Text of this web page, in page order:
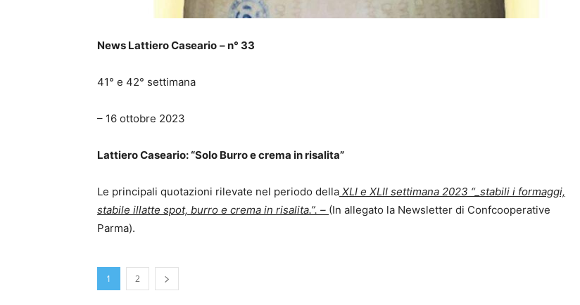
News Lattiero Caseario – n° 33
41° e 42° settimana
– 16 ottobre 2023
Lattiero Caseario: “Solo Burro e crema in risalita”
Le principali quotazioni rilevate nel periodo della XLI e XLII settimana 2023 “_stabili i formaggi,
stabile illatte spot, burro e crema in risalita.”. – (In allegato la Newsletter di Confcooperative
Parma).
1 2